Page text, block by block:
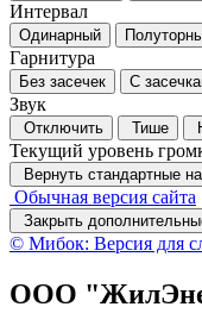
Интервал
Одинарный
Гарнитура
Без засечек С
Звук
Отключить Тише
Текущий уровень
Вернуть стандартные
Обычная версия сайта
Закрыть
© Мибок: Версия для
ООО